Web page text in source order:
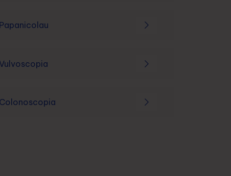
Papanicolau
Vulvoscopia
Colonoscopia